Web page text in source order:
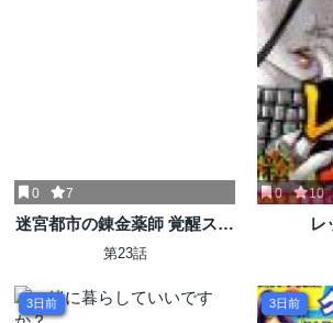
0 7
迷宮都市の錬金薬師 覚醒スキ
ル【製薬】で今度こそ幸せに
第23話
0 10
レ
3日前 3日前